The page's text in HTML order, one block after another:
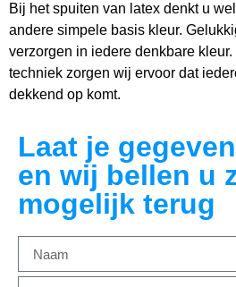
Bij het spuiten van latex denkt u
andere simpele basis kleur.
verzorgen in iedere denkbare
techniek zorgen wij ervoor dat
dekkend op komt.
Laat je
en wij bellen u
mogelijk terug